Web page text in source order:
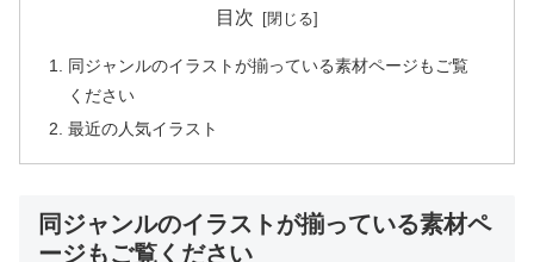
目次
同ジャンルのイラストが揃っている素材ページもご覧
ください
最近の人気イラスト
同ジャンルのイラストが揃っている素材ペ
ージもご覧ください